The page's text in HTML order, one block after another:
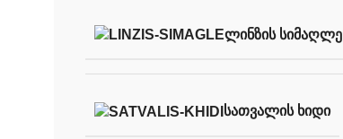
ᲚᲘᲜᲖᲘᲡ ᲡᲘᲛᲐᲦᲚᲔ
ᲡᲐᲗᲕᲐᲚᲘᲡ ᲮᲘᲓᲘ